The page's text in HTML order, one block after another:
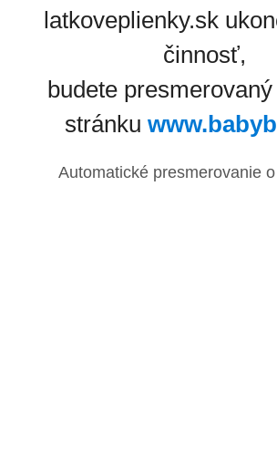
latkoveplienky.sk
činnosť,
budete
stránku
Automatické presmerovanie o